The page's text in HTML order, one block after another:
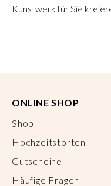
Kunstwerk für Sie
ONLINE SHOP
Shop
Hochzeitstorten
Gutscheine
Häufige Fragen